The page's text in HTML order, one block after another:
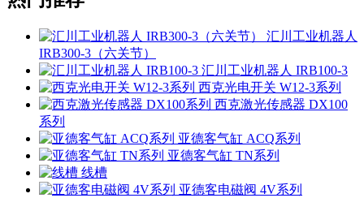
汇川工业机器人
IRB300-3（六关节）
汇川工业机器人 IRB100-3
西克光电开关 W12-3系列
西克激光传感器 DX100
系列
亚德客气缸 ACQ系列
亚德客气缸 TN系列
线槽
亚德客电磁阀 4V系列